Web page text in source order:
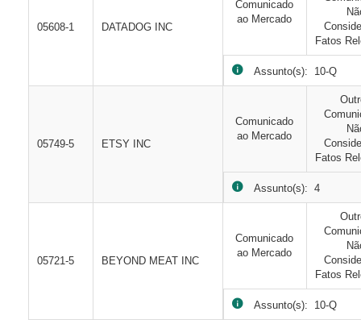
05608-1 DATADOG INC
Comunicado
ao Mercado
Fatos
Assunto(s): 10-Q
05749-5 ETSY INC
Comunicado
ao Mercado
Fatos
Assunto(s): 4
05721-5 BEYOND MEAT INC
Comunicado
ao Mercado
Fatos
Assunto(s): 10-Q